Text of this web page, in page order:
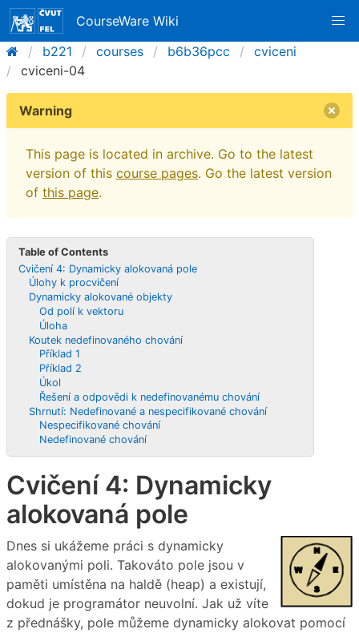
CourseWare Wiki
b221
courses b6b36pcc
cviceni
cviceni-04
Warning
This page is located in archive. Go to the latest
version of this course pages. Go the latest version
of this page.
Table of Contents
Cvičení 4: Dynamicky alokovaná pole
Úlohy k procvičení
Dynamicky alokované objekty
Od polí k vektoru
Úloha
Koutek nedefinovaného chování
Příklad 1
Příklad 2
Úkol
Řešení a odpovědi k nedefinovanému chování
Shrnutí: Nedefinované a nespecifikované chování
Nespecifikované chování
Nedefinované chování
Cvičení 4: Dynamicky
alokovaná pole
Dnes si ukážeme práci s dynamicky
alokovanými poli. Takováto pole jsou v
paměti umístěna na haldě (heap) a existují,
dokud je programátor neuvolní. Jak už víte
z přednášky, pole můžeme dynamicky alokovat pomocí